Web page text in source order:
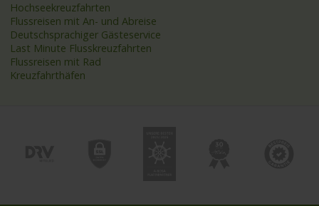
Hochseekreuzfahrten
Flussreisen mit An- und Abreise
Deutschsprachiger Gästeservice
Last Minute Flusskreuzfahrten
Flussreisen mit Rad
Kreuzfahrthäfen